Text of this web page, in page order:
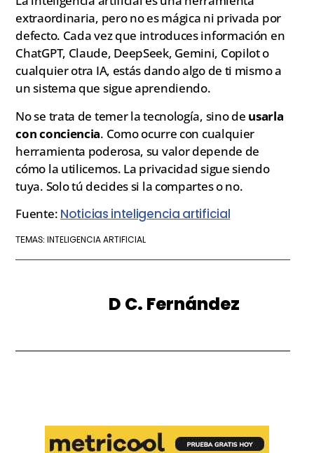
extraordinaria, pero no es mágica ni privada por
defecto. Cada vez que introduces información en
ChatGPT, Claude, DeepSeek, Gemini, Copilot o
cualquier otra IA, estás dando algo de ti mismo a
un sistema que sigue aprendiendo.
No se trata de temer la tecnología, sino de usarla
con conciencia. Como ocurre con cualquier
herramienta poderosa, su valor depende de
cómo la utilicemos. La privacidad sigue siendo
tuya. Solo tú decides si la compartes o no.
Fuente: Noticias inteligencia artificial
TEMAS:INTELIGENCIA ARTIFICIAL
D C. Fernández